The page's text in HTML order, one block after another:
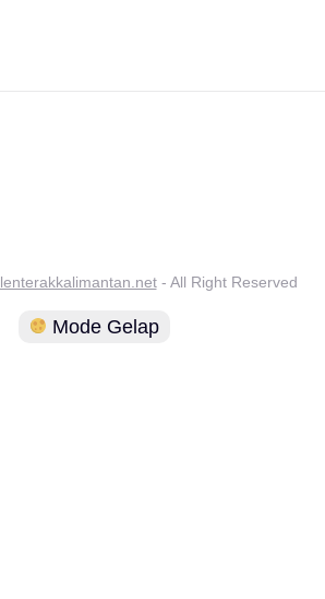
lenterakkalimantan.net- All Right Reserved
Mode Gelap